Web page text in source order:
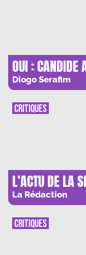
OUI : CANDIDE
Diogo Serafim
L’ACTU DE LA
La Rédaction
CRITIQUES
CRITIQUES